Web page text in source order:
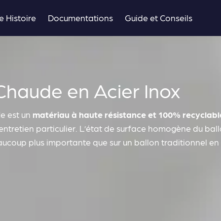
Histoire Documentations Guide et Conseils
en Acier Inox
est un matériau à haute résistance et 100%
particulier. L’état de surface homogène du
plus importante que sur un ballon traditionnel en